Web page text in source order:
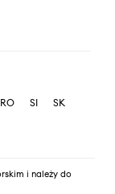
RO SI
SK
i należy do